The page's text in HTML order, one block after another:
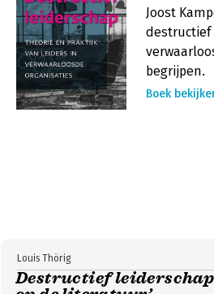
Joost
destructief
begrijpen.
Boek
Destructief
Louis Thörig